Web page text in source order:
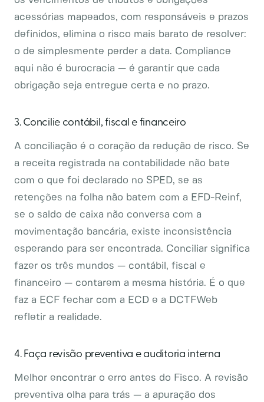
acessórias mapeados, com responsáveis e prazos
definidos, elimina o risco mais barato de resolver:
o de simplesmente perder a data. Compliance
aqui não é burocracia — é garantir que cada
obrigação seja entregue certa e no prazo.
3. Concilie contábil, fiscal e financeiro
A conciliação é o coração da redução de risco. Se
a receita registrada na contabilidade não bate
com o que foi declarado no SPED, se as
retenções na folha não batem com a EFD-Reinf,
se o saldo de caixa não conversa com a
movimentação bancária, existe inconsistência
esperando para ser encontrada. Conciliar significa
fazer os três mundos — contábil, fiscal e
financeiro — contarem a mesma história. É o que
faz a ECF fechar com a ECD e a DCTFWeb
refletir a realidade.
4. Faça revisão preventiva e auditoria interna
Melhor encontrar o erro antes do Fisco. A revisão
preventiva olha para trás — a apuração dos